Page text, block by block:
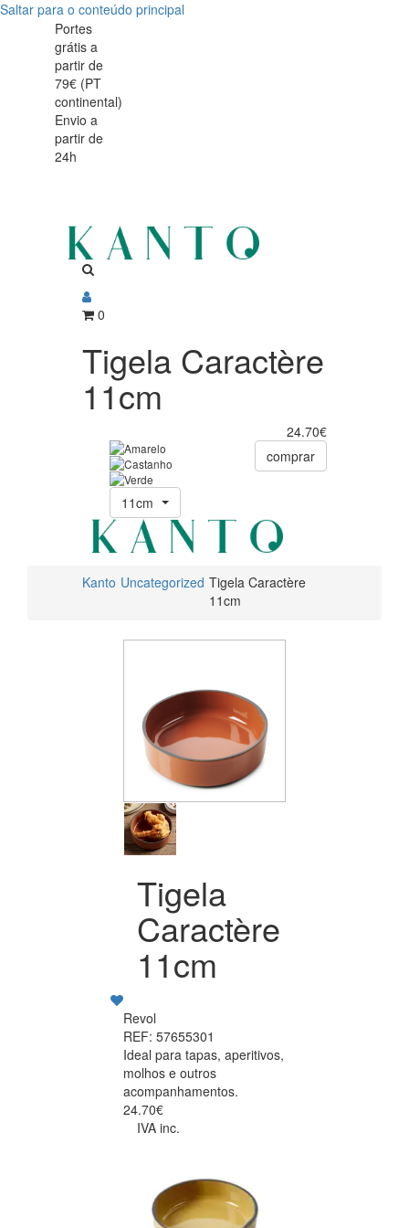
Saltar para o conteúdo principal
Tigela
Caractère
11cm
Tigela
Caractère
11cm
Portes
grátis a
partir de
79€ (PT
continental)
Envio a
partir de
24h
0
Tigela Caractère
11cm
24.70€
11cm
comprar
Kanto Uncategorized Tigela Caractère
11cm
Tigela
Caractère
11cm
Revol
REF: 57655301
Ideal para tapas, aperitivos,
molhos e outros
acompanhamentos.
24.70€
IVA inc.